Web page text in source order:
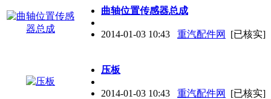
曲轴位置传感器总成
2014-01-03 10:43 重汽配件网 [已核实]
压板
2014-01-03 10:43 重汽配件网 [已核实]